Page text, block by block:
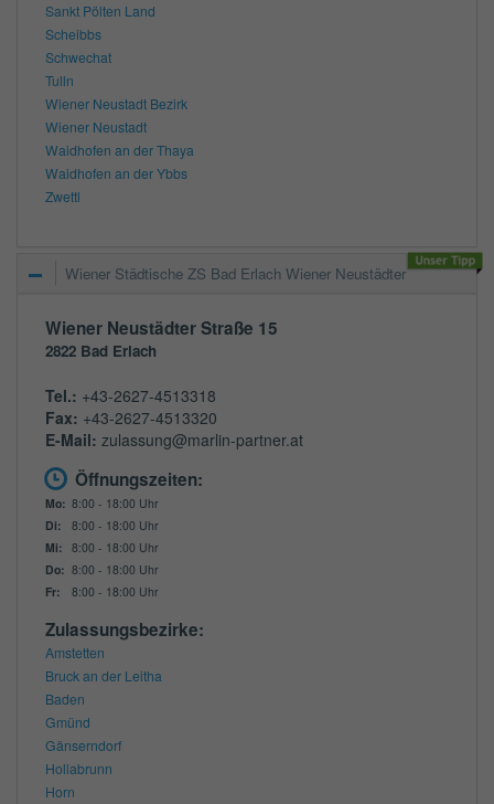
Sankt Pölten Land
Scheibbs
Schwechat
Tulln
Wiener Neustadt Bezirk
Wiener Neustadt
Waidhofen an der Thaya
Waidhofen an der Ybbs
Zwettl
Wiener Städtische ZS Bad Erlach Wiener Neustädter
Wiener Neustädter Straße 15
2822 Bad Erlach
Tel.: +43-2627-4513318
Fax: +43-2627-4513320
E-Mail: zulassung@marlin-partner.at
Öffnungszeiten:
Mo: 8:00 - 18:00 Uhr
Di:
8:00 - 18:00 Uhr
Mi: 8:00 - 18:00 Uhr
Do: 8:00 - 18:00 Uhr
Fr:
8:00 - 18:00 Uhr
Zulassungsbezirke:
Amstetten
Bruck an der Leitha
Baden
Gmünd
Gänserndorf
Hollabrunn
Horn